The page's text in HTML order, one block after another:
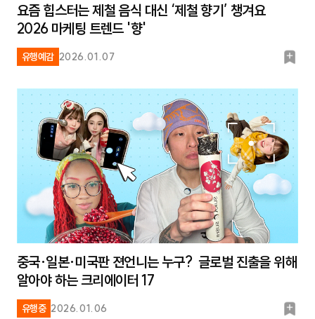
요즘 힙스터는 제철 음식 대신 ‘제철 향기’ 챙겨요
2026 마케팅 트렌드 '향'
유행예감 2026.01.07
북
크
중국·일본·미국판 젼언니는 누구? 글로벌 진출을 위해
알아야 하는 크리에이터 17
유행중 2026.01.06
북